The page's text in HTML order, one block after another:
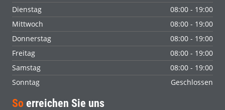
Dienstag
08:00 - 19:00
Mittwoch
08:00 - 19:00
Donnerstag
08:00 - 19:00
Freitag
08:00 - 19:00
Samstag
08:00 - 19:00
Sonntag
Geschlossen
So erreichen Sie uns